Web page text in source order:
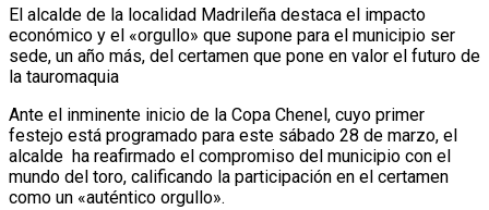
El alcalde de la localidad Madrileña destaca el impacto
económico y el «orgullo» que supone para el municipio ser
sede, un año más, del certamen que pone en valor el futuro de
la tauromaquia
Ante el inminente inicio de la Copa Chenel, cuyo primer
festejo está programado para este sábado 28 de marzo, el
alcalde ha reafirmado el compromiso del municipio con el
mundo del toro, calificando la participación en el certamen
como un «auténtico orgullo».